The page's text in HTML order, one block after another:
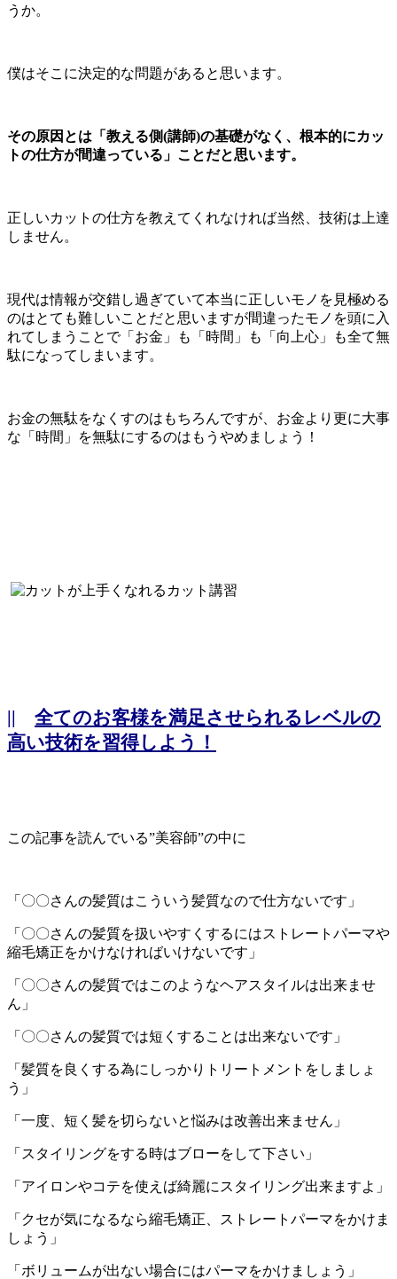
うか。
僕はそこに決定的な問題があると思います。
その原因とは「教える側(講師)の基礎がなく、根本的にカッ
トの仕方が間違っている」ことだと思います。
正しいカットの仕方を教えてくれなければ当然、技術は上達
しません。
現代は情報が交錯し過ぎていて本当に正しいモノを見極める
のはとても難しいことだと思いますが間違ったモノを頭に入
れてしまうことで「お金」も「時間」も「向上心」も全て無
駄になってしまいます。
お金の無駄をなくすのはもちろんですが、お金より更に大事
な「時間」を無駄にするのはもうやめましょう！
|| 全てのお客様を満足させられるレベルの
高い技術を習得しよう！
この記事を読んでいる”美容師”の中に
「〇〇さんの髪質はこういう髪質なので仕方ないです」
「〇〇さんの髪質を扱いやすくするにはストレートパーマや
縮毛矯正をかけなければいけないです」
「〇〇さんの髪質ではこのようなヘアスタイルは出来ませ
ん」
「〇〇さんの髪質では短くすることは出来ないです」
「髪質を良くする為にしっかりトリートメントをしましょ
う」
「一度、短く髪を切らないと悩みは改善出来ません」
「スタイリングをする時はブローをして下さい」
「アイロンやコテを使えば綺麗にスタイリング出来ますよ」
「クセが気になるなら縮毛矯正、ストレートパーマをかけま
しょう」
「ボリュームが出ない場合にはパーマをかけましょう」